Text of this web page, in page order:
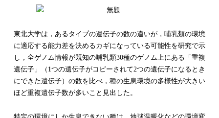
東北大学は，あるタイプの遺伝子の数の違いが，哺乳類の環境
に適応する能力差を決めるカギになっている可能性を研究で示
し，全ゲノム情報が既知の哺乳類30種のゲノム上にある「重複
遺伝子」（1つの遺伝子がコピーされて2つの遺伝子になるとき
にできた遺伝子）の数を比べ，種の生息環境の多様性が大きい
ほど重複遺伝子数が多いこと見出した。